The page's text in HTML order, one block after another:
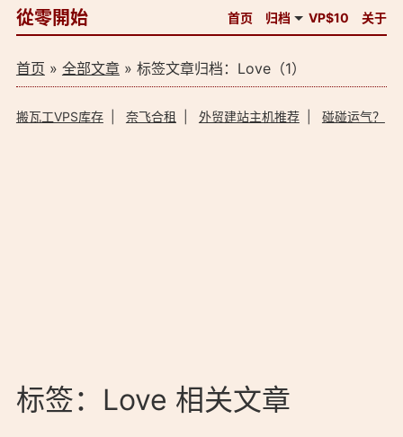
從零開始 首页 归档 VP$10 关于
首页 » 全部文章» 标签文章归档：Love（1）
搬瓦工VPS库存| 奈飞合租 外贸建站主机推荐| 碰碰运气？
标签：Love 相关文章